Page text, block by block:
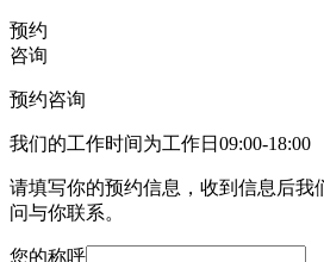
预约
咨询
预约咨询
我们的工作时间为工作日09:00-18:00
请填写你的预约信息，收到信息后我
问与你联系。
您的称呼